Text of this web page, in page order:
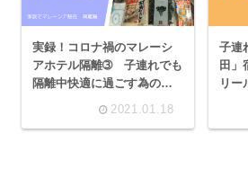
実録！コロナ禍のマレーシ
アホテル隔離➂ 子連れでも
隔離中快適に過ごす為の持
2021.01.18
子連
田」
リー